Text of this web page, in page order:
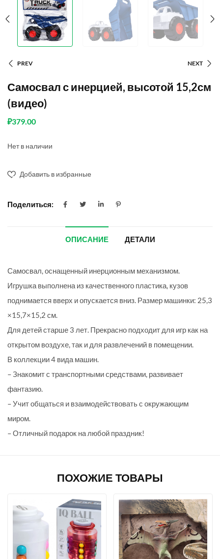
PREV NEXT
Самосвал с инерцией, высотой 15,2см
(видео)
₽379.00
Нет в наличии
Добавить в избранные
Поделиться:
ОПИСАНИЕ ДЕТАЛИ
Самосвал, оснащенный инерционным механизмом.
Игрушка выполнена из качественного пластика, кузов
поднимается вверх и опускается вниз. Размер машинки: 25,3
×15,7×15,2 см.
Для детей старше 3 лет. Прекрасно подходит для игр как на
открытом воздухе, так и для развлечений в помещении.
В коллекции 4 вида машин.
– Знакомит с транспортными средствами, развивает
фантазию.
– Учит общаться и взаимодействовать с окружающим
миром.
– Отличный подарок на любой праздник!
ПОХОЖИЕ ТОВАРЫ